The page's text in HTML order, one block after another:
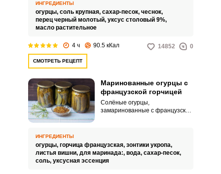
праздничного застолья.
ИНГРЕДИЕНТЫ
огурцы, соль крупная, сахар-песок, чеснок,
перец черный молотый, уксус столовый 9%,
масло растительное
4 ч 90.5 кКал 14852 0
СМОТРЕТЬ РЕЦЕПТ
Маринованные огурцы с
французской горчицей
Солёные огурцы,
замаринованные с французской
станет любимой за вашим
семейным столом.
ИНГРЕДИЕНТЫ
огурцы, горчица французская, зонтики укропа,
листья вишни, для маринада:, вода, сахар-песок,
соль, уксусная эссенция